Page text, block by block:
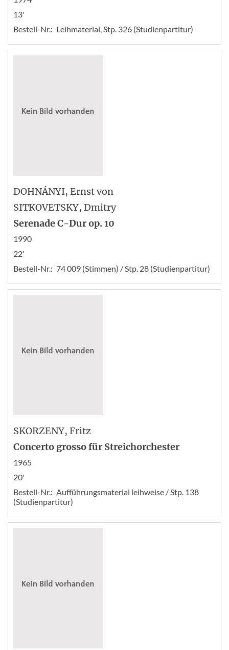
13'
Bestell-Nr.: Leihmaterial, Stp. 326 (Studienpartitur)
DOHNÁNYI, Ernst von
SITKOVETSKY, Dmitry
Serenade C-Dur op. 10
1990
22'
Bestell-Nr.: 74 009 (Stimmen) / Stp. 28 (Studienpartitur)
SKORZENY, Fritz
Concerto grosso für Streichorchester
1965
20'
Bestell-Nr.: Aufführungsmaterial leihweise / Stp. 138
(Studienpartitur)